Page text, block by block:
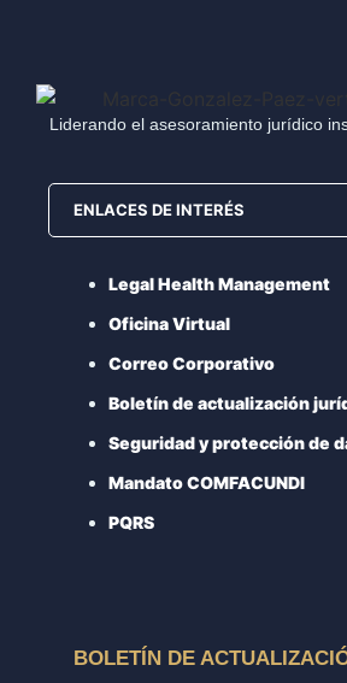
Liderando el asesoramiento jurídico
ENLACES DE INTERÉS
Legal Health Management
Oficina Virtual
Correo Corporativo
Boletín de actualización
Seguridad y protección de
Mandato COMFACUNDI
PQRS
BOLETÍN DE